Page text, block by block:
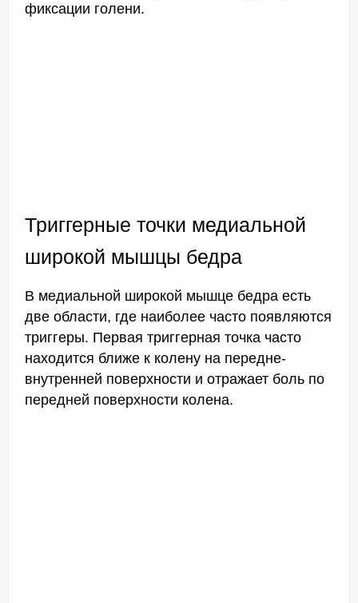
фиксации голени.
Триггерные точки медиальной
широкой мышцы бедра
В медиальной широкой мышце бедра есть
две области, где наиболее часто появляются
триггеры. Первая триггерная точка часто
находится ближе к колену на передне-
внутренней поверхности и отражает боль по
передней поверхности колена.